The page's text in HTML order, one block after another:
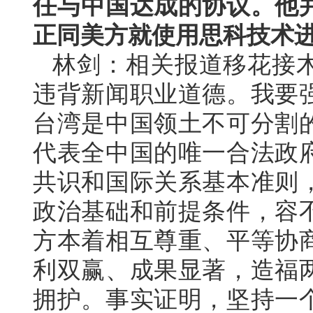
任与中国达成的协议。他
正同美方就使用思科技术
林剑：相关报道移花接
违背新闻职业道德。我要
台湾是中国领土不可分割
代表全中国的唯一合法政
共识和国际关系基本准则
政治基础和前提条件，容
方本着相互尊重、平等协
利双赢、成果显著，造福
拥护。事实证明，坚持一